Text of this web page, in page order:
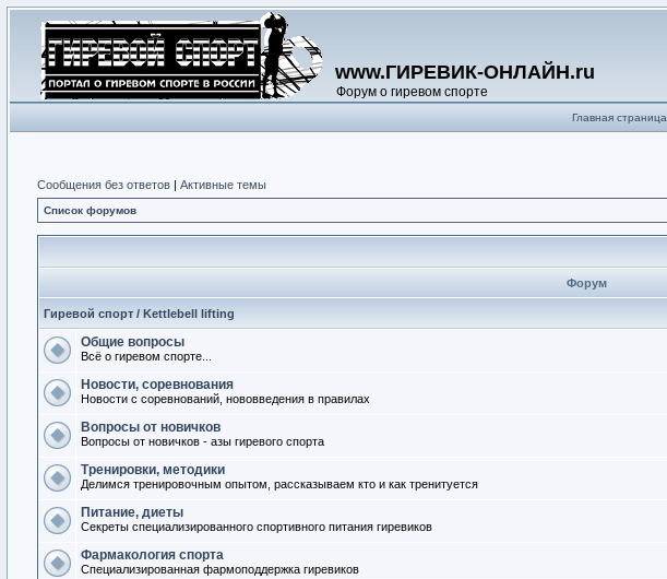
www.ГИРЕВИК-ОНЛАЙН.ru
Форум о гиревом спорте
Главная страница
Сообщения без ответов | Активные темы
Список форумов
Форум
Гиревой спорт / Kettlebell lifting
Общие вопросы
Всё о гиревом спорте...
Новости, соревнования
Новости с соревнований, нововведения в правилах
Вопросы от новичков
Вопросы от новичков - азы гиревого спорта
Тренировки, методики
Делимся тренировочным опытом, рассказываем кто и как тренитуется
Питание, диеты
Секреты специализированного спортивного питания гиревиков
Фармакология спорта
Специализированная фармоподдержка гиревиков